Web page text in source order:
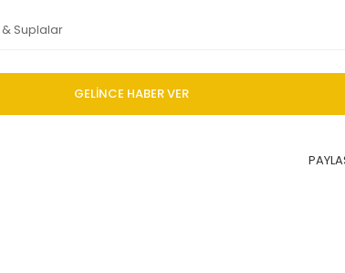
Suplalar
GELİNCE HABER VER